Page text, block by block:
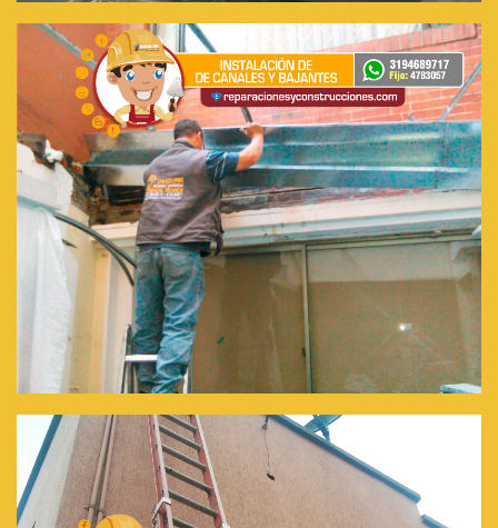
Mantenimiento de Canales y Bajantes
Instalación de Canales y Bajantes